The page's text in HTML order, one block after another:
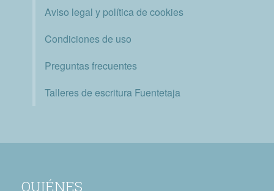
Aviso legal y política de cookies
Condiciones de uso
Preguntas frecuentes
Talleres de escritura Fuentetaja
QUIÉNES